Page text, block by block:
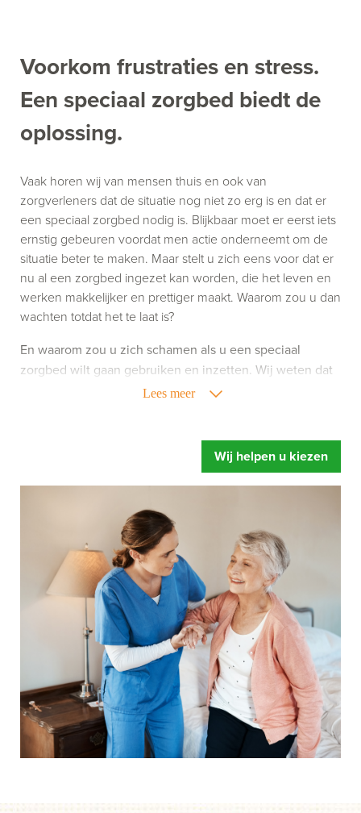
Voorkom frustraties en stress.
Een speciaal zorgbed biedt de
oplossing.
Vaak horen wij van mensen thuis en ook van
zorgverleners dat de situatie nog niet zo erg is en dat er
een speciaal zorgbed nodig is. Blijkbaar moet er eerst iets
ernstig gebeuren voordat men actie onderneemt om de
situatie beter te maken. Maar stelt u zich eens voor dat er
nu al een zorgbed ingezet kan worden, die het leven en
werken makkelijker en prettiger maakt. Waarom zou u dan
wachten totdat het te laat is?
Lees meer
En waarom zou u zich schamen als u een speciaal
zorgbed wilt gaan gebruiken en inzetten. Wij weten dat
het gebruik van zorghulpmiddelen niet altijd leuk is,
zorgbed doet, maar richt u vooral op wat een speciaal
zorgbed u oplevert. Meer ontspanning, u voelt zich fitter
en een betere begeleiding.
Mensen hebben snel de neiging om te zeggen dat hun
bed wel prima is. Of dat de instelling al over eigen
zorgbedden beschikt. Gelukkig maar zeggen wij dan,
maar legt u zich er niet te snel bij neer als uw situatie net
even anders is. Een speciaal zorgbed gaat namelijk veel
verder dan een standaard bed. Het bed is zo ingesteld dat
het kan draaien, kantelen en rechtop kan staan.
Afgestemd op de behoefte van het moment, zodat het de
zorghandelingen makkelijker en prettiger maakt. Dus start
uw aanvraag en wij helpen u op weg. Zonder dat iets
moet en zonder directe verplichtingen.
Als u er over nadenkt om een speciaal zorgbed te gaan
betaalt.
Onze ervaring leert dat mensen door een speciaal
Wij helpen u kiezen